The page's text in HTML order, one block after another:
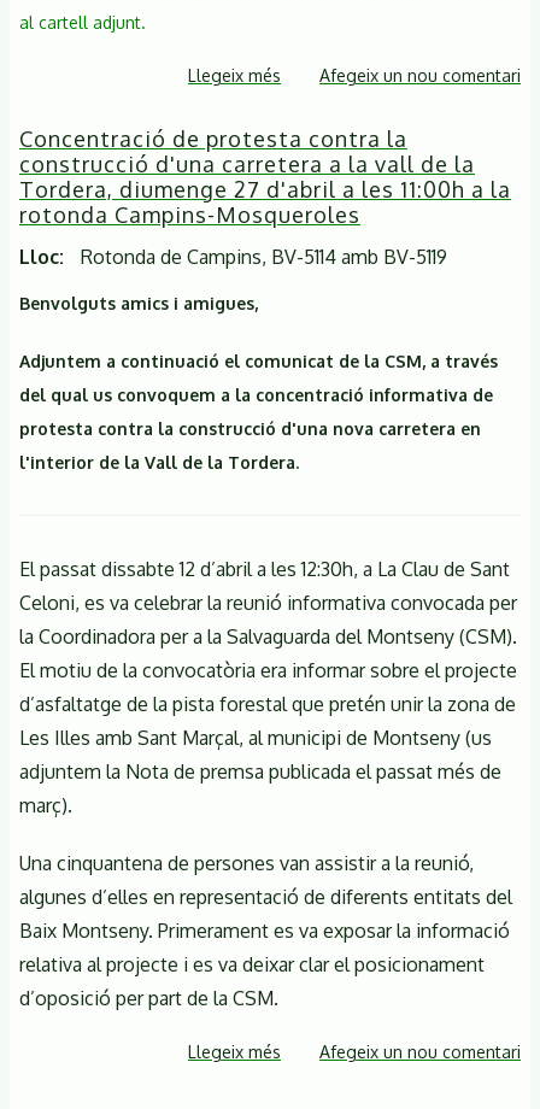
al cartell adjunt.
Llegeix més sobre
reivindicativa
contra
la
construcció
de
Marçal
Afegeix un nou comentari
Concentració de protesta contra la
construcció d'una carretera a la vall de la
Tordera, diumenge 27 d'abril a les 11:00h a la
rotonda Campins-Mosqueroles
Lloc Rotonda de Campins, BV-5114 amb BV-5119
Benvolguts amics i amigues,
Adjuntem a continuació el comunicat de la CSM, a través
del qual us convoquem a la concentració informativa de
protesta contra la construcció d'una nova carretera en
l'interior de la Vall de la Tordera.
El passat dissabte 12 d’abril a les 12:30h, a La Clau de Sant
Celoni, es va celebrar la reunió informativa convocada per
la Coordinadora per a la Salvaguarda del Montseny (CSM).
El motiu de la convocatòria era informar sobre el projecte
d’asfaltatge de la pista forestal que pretén unir la zona de
Les Illes amb Sant Marçal, al municipi de Montseny (us
adjuntem la Nota de premsa publicada el passat més de
març).
Una cinquantena de persones van assistir a la reunió,
algunes d’elles en representació de diferents entitats del
Baix Montseny. Primerament es va exposar la informació
relativa al projecte i es va deixar clar el posicionament
d’oposició per part de la CSM.
Llegeix més sobreAfegeix un nou comentari